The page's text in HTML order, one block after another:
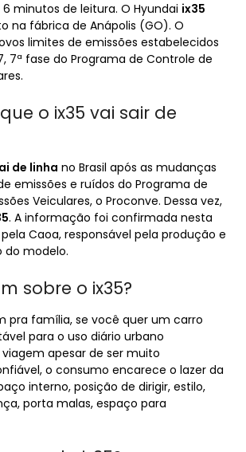
6 minutos de leitura. O Hyundai ix35
na fábrica de Anápolis (GO). O
limites de emissões estabelecidos
7ª fase do Programa de Controle de
o ix35 vai sair de
de linha no Brasil após as mudanças
emissões e ruídos do Programa de
Veiculares, o Proconve. Dessa vez,
. A informação foi confirmada nesta
Caoa, responsável pela produção e
do modelo.
sobre o ix35?
pra família, se você quer um carro
para o uso diário urbano
apesar de ser muito
o consumo encarece o lazer da
interno, posição de dirigir, estilo,
porta malas, espaço para